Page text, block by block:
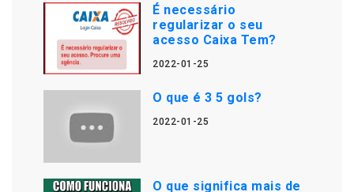
É necessário
regularizar o seu
acesso Caixa Tem?
2022-01-25
O que é 3 5 gols?
2022-01-25
O que significa mais de